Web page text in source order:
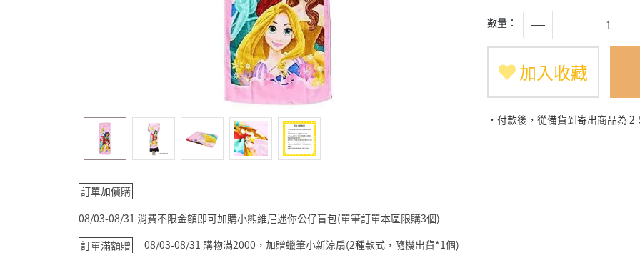
數量：
加入收藏
˙付款後，從備貨到寄出商品為
訂單加價購
08/03-08/31 消費不限金額即可加購小熊維尼迷你公仔盲包(單筆訂單本區限購3個)
訂單滿額贈
08/03-08/31 購物滿2000，加贈蠟筆小新涼扇(2種款式，隨機出貨*1個)